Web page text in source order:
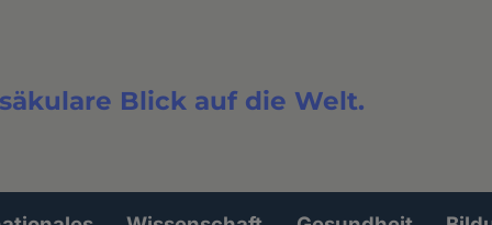
Blick auf die Welt.